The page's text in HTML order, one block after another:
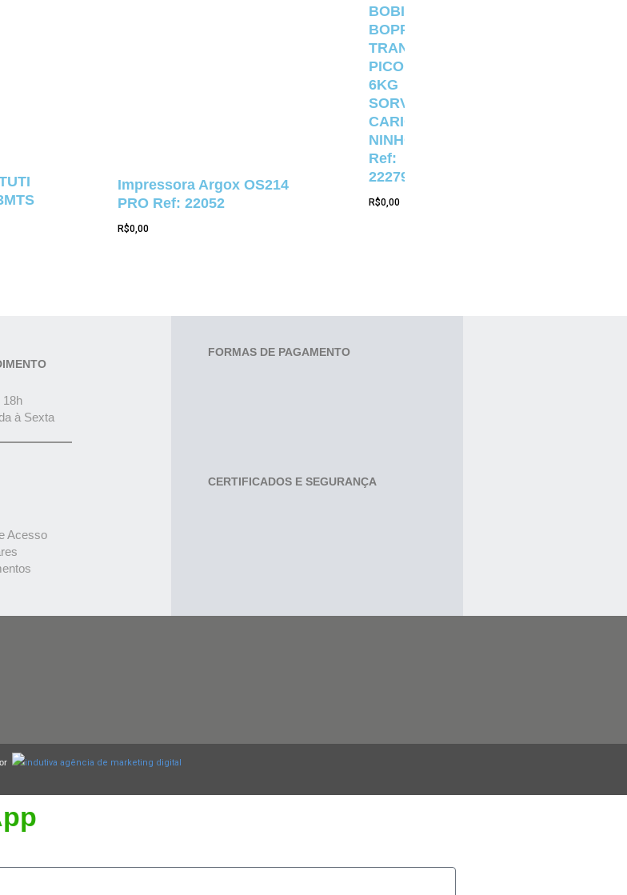
Impressora Argox OS214
PRO Ref: 22052
R$0,00
BOBINA
BOPP
TRANSPARENTE
PICOLÉ
6KG
SORVETERIA
CARIOCA
NINHO
Ref:
22279
R$0,00
18h
à Sexta
Acesso
FORMAS DE PAGAMENTO
CERTIFICADOS E SEGURANÇA